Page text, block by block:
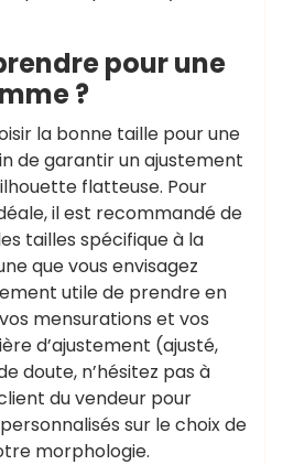
pour une
?
la bonne taille pour une
de garantir un ajustement
flatteuse. Pour
il est recommandé de
tailles spécifique à la
que vous envisagez
utile de prendre en
mensurations et vos
d’ajustement (ajusté,
doute, n’hésitez pas à
du vendeur pour
sur le choix de
morphologie.